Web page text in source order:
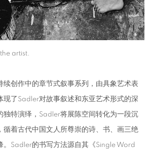
artist.
续创作中的章节式叙事系列，由具象艺术表
现了Sadler对故事叙述和东亚艺术形式的深
独特演绎，Sadler将展陈空间转化为一段沉
循着古代中国文人所尊崇的诗、书、画三绝
。Sadler的书写方法源自其《Single Word